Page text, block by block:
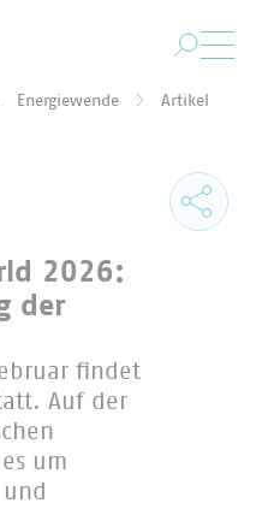
Energiewende Artikel
2026:
der
findet
Auf der
um